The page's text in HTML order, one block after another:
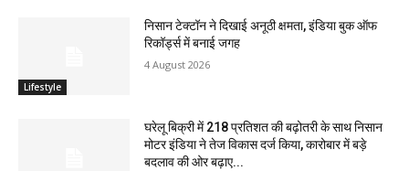
Lifestyle
निसान टेक्टॉन ने दिखाई अनूठी क्षमता, इंडिया बुक ऑफ
रिकॉर्ड्स में बनाई जगह
4 August 2026
घरेलू बिक्री में 218 प्रतिशत की बढ़ोतरी के साथ निसान
मोटर इंडिया ने तेज विकास दर्ज किया, कारोबार में बड़े
बदलाव की ओर बढ़ाए...